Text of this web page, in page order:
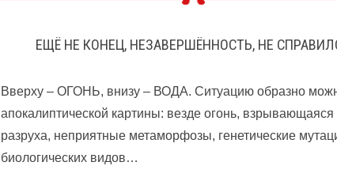
ЕЩЁ НЕ КОНЕЦ, НЕЗАВЕРШЁННОСТЬ, НЕ
Вверху – ОГОНЬ, внизу – ВОДА. Ситуацию образно
апокалиптической картины: везде огонь, взрывающаяся
разруха, неприятные метаморфозы, генетические
биологических видов…